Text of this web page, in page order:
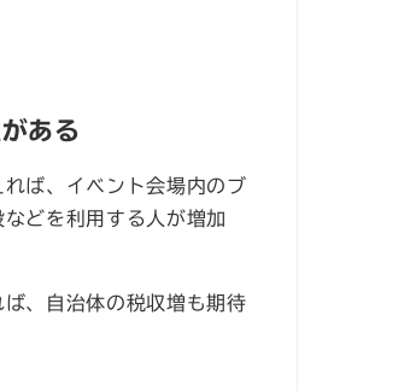
ある
ば、イベント会場内のブ
どを利用する人が増加
、自治体の税収増も期待